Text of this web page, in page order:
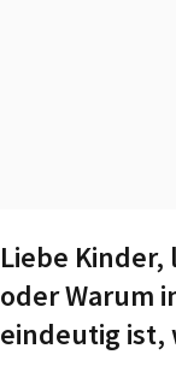
Liebe
oder Warum
eindeutig ist,